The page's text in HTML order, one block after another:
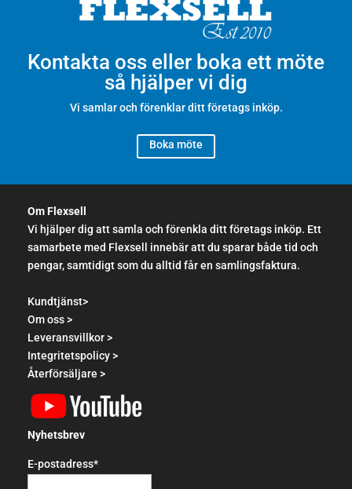
Kontakta oss eller boka ett möte
så hjälper vi dig
Vi samlar och förenklar ditt företags inköp.
Boka möte
Om Flexsell
Vi hjälper dig att samla och förenkla ditt företags inköp. Ett
samarbete med Flexsell innebär att du sparar både tid och
pengar, samtidigt som du alltid får en samlingsfaktura.
Kundtjänst>
Om oss >
Leveransvillkor >
Integritetspolicy >
Återförsäljare >
Nyhetsbrev
E-postadress*